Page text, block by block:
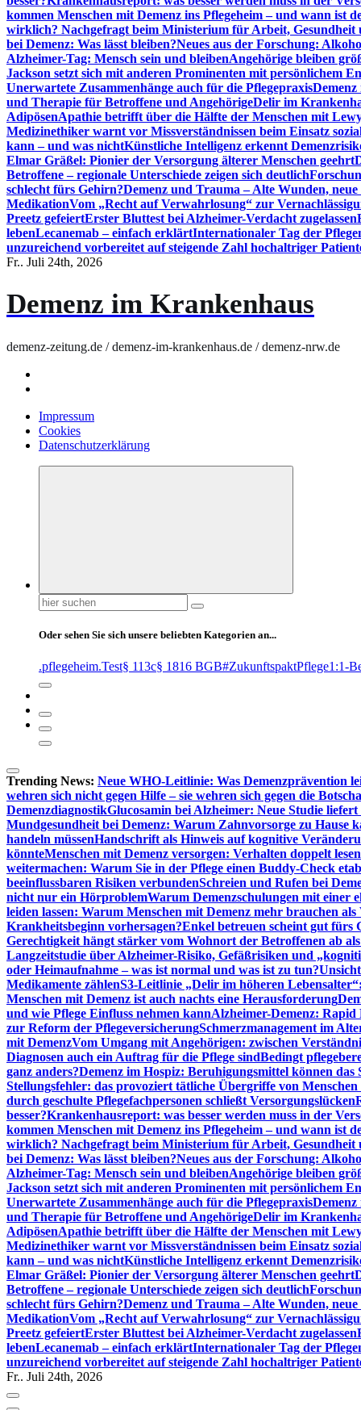
kommen Menschen mit Demenz ins Pflegeheim – und wann ist
wirklich? Nachgefragt beim Ministerium für Arbeit, Gesundheit
bei Demenz: Was lässt bleiben?Neues aus der Forschung:
Alzheimer-Tag: Mensch sein und bleibenAngehörige bleiben
Jackson setzt sich mit anderen Prominenten mit persönlichem
Unerwartete Zusammenhänge auch für die Pflegepraxis
und Therapie für Betroffene und AngehörigeDelir im
AdipösenApathie betrifft über die Hälfte der Menschen mit
Medizinethiker warnt vor Missverständnissen beim Einsatz
kann – und was nichtKünstliche Intelligenz erkennt
Elmar Gräßel: Pionier der Versorgung älterer Menschen geehrt
Betroffene – regionale Unterschiede zeigen sich deutlich
schlecht fürs Gehirn?Demenz und Trauma – Alte Wunden,
MedikationVom „Recht auf Verwahrlosung“ zur
Preetz gefeiertErster Bluttest bei Alzheimer-Verdacht zugelassen
lebenLecanemab – einfach erklärtInternationaler Tag der
unzureichend vorbereitet auf steigende Zahl hochaltriger
Fr.. Juli 24th, 2026
Demenz im Krankenhaus
demenz-zeitung.de / demenz-im-krankenhaus.de / demenz-nrw.de
Impressum
Cookies
Datenschutzerklärung
Suchen
nach:
Oder sehen Sie sich unsere beliebten Kategorien an...
.pflegeheim.Test§ 113c§ 1816 BGB#ZukunftspaktPflege1:1-
Trending News: Neue WHO-Leitlinie: Was Demenzprävention
wehren sich nicht gegen Hilfe – sie wehren sich gegen die
DemenzdiagnostikGlucosamin bei Alzheimer: Neue Studie
Mundgesundheit bei Demenz: Warum Zahnvorsorge zu Hause
handeln müssenHandschrift als Hinweis auf kognitive
könnteMenschen mit Demenz versorgen: Verhalten doppelt lesen
weitermachen: Warum Sie in der Pflege einen Buddy-Check
beeinflussbaren Risiken verbundenSchreien und Rufen bei
nicht nur ein HörproblemWarum Demenzschulungen mit einer
leiden lassen: Warum Menschen mit Demenz mehr brauchen als
Krankheitsbeginn vorhersagen?Enkel betreuen scheint gut fürs
Gerechtigkeit hängt stärker vom Wohnort der Betroffenen ab
Langzeitstudie über Alzheimer-Risiko, Gefäßrisiken und
oder Heimaufnahme – was ist normal und was ist zu tun?
Medikamente zählenS3-Leitlinie „Delir im höheren
Menschen mit Demenz ist auch nachts eine Herausforderung
und wie Pflege Einfluss nehmen kannAlzheimer-Demenz:
zur Reform der PflegeversicherungSchmerzmanagement im
mit DemenzVom Umgang mit Angehörigen: zwischen
Diagnosen auch ein Auftrag für die Pflege sindBedingt
ganz anders?Demenz im Hospiz: Beruhigungsmittel können das
Stellungsfehler: das provoziert tätliche Übergriffe von Menschen
durch geschulte Pflegefachpersonen schließt Versorgungslücken
besser?Krankenhausreport: was besser werden muss in der
kommen Menschen mit Demenz ins Pflegeheim – und wann ist
wirklich? Nachgefragt beim Ministerium für Arbeit, Gesundheit
bei Demenz: Was lässt bleiben?Neues aus der Forschung:
Alzheimer-Tag: Mensch sein und bleibenAngehörige bleiben
Jackson setzt sich mit anderen Prominenten mit persönlichem
Unerwartete Zusammenhänge auch für die Pflegepraxis
und Therapie für Betroffene und AngehörigeDelir im
AdipösenApathie betrifft über die Hälfte der Menschen mit
Medizinethiker warnt vor Missverständnissen beim Einsatz
kann – und was nichtKünstliche Intelligenz erkennt
Elmar Gräßel: Pionier der Versorgung älterer Menschen geehrt
Betroffene – regionale Unterschiede zeigen sich deutlich
schlecht fürs Gehirn?Demenz und Trauma – Alte Wunden,
MedikationVom „Recht auf Verwahrlosung“ zur
Preetz gefeiertErster Bluttest bei Alzheimer-Verdacht zugelassen
lebenLecanemab – einfach erklärtInternationaler Tag der
unzureichend vorbereitet auf steigende Zahl hochaltriger
Fr.. Juli 24th, 2026